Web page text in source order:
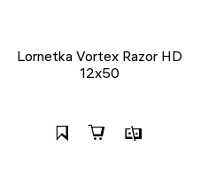
Lornetka Vortex Razor HD
12x50